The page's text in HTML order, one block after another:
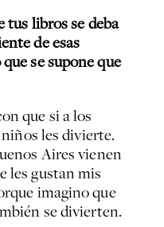
tus libros se deba
de esas
se supone que
que si a los
les divierte.
Aires vienen
les gustan mis
imagino que
se divierten.